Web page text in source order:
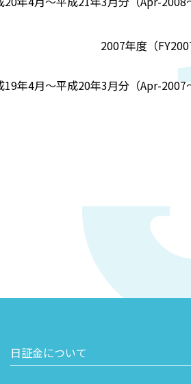
2007年度（
19年4月～平成20年3月分（Apr-2007
日証金について